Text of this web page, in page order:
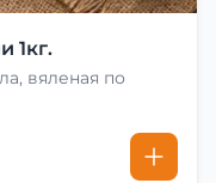
1кг.
вяленая по